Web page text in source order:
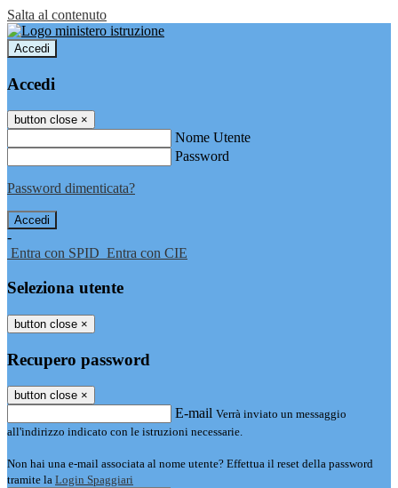
Salta al contenuto
Accedi
Accedi
button close ×
Nome Utente
Password
Password dimenticata?
-
Entra con SPID Entra con CIE
Seleziona utente
button close ×
Recupero password
button close ×
E-mail Verrà inviato un messaggio
all'indirizzo indicato con le istruzioni necessarie.
Non hai una e-mail associata al nome utente? Effettua il reset della password
tramite la Login Spaggiari